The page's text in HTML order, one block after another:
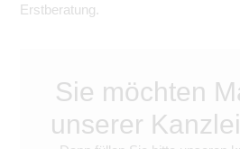
Erstberatung.
Sie möchten
unserer